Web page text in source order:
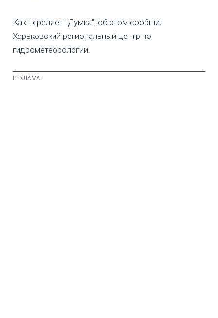
Как передает "Думка", об этом сообщил
Харьковский региональный центр по
гидрометеорологии.